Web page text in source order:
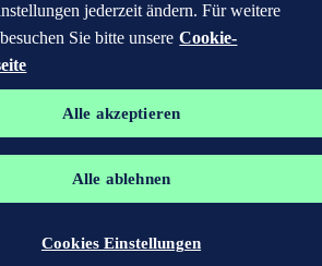
jederzeit ändern. Für weitere
Sie bitte unsere Cookie-
Alle akzeptieren
Alle ablehnen
Cookies Einstellungen